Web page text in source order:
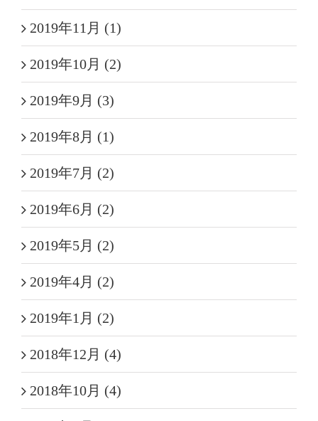
2019年11月 (1)
2019年10月 (2)
2019年9月 (3)
2019年8月 (1)
2019年7月 (2)
2019年6月 (2)
2019年5月 (2)
2019年4月 (2)
2019年1月 (2)
2018年12月 (4)
2018年10月 (4)